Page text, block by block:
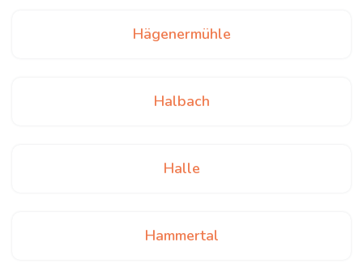
Hägenermühle
Halbach
Halle
Hammertal